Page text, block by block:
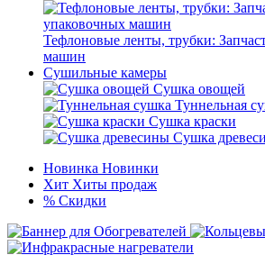
Тефлоновые ленты, трубки:
машин
Сушильные камеры
Сушка овощей
Туннельная
Сушка краски
Сушка
Новинка Новинки
Хит Хиты продаж
% Скидки